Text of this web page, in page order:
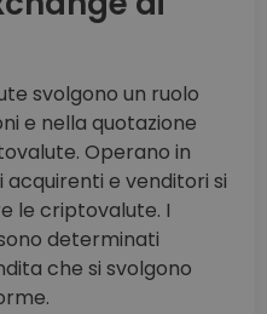
svolgono un ruolo
e nella quotazione
Operano in
e venditori si
le criptovalute. I
determinati
che si svolgono